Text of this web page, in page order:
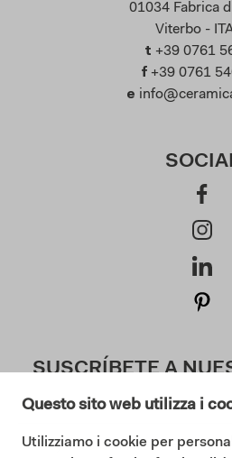
Questo sito web utilizza i
Utilizziamo i cookie per
01034 Fabrica
Viterbo -
t +39 0761
f +39 0761
e
SUSCRÍBETE A
Doy mi consentimiento a la